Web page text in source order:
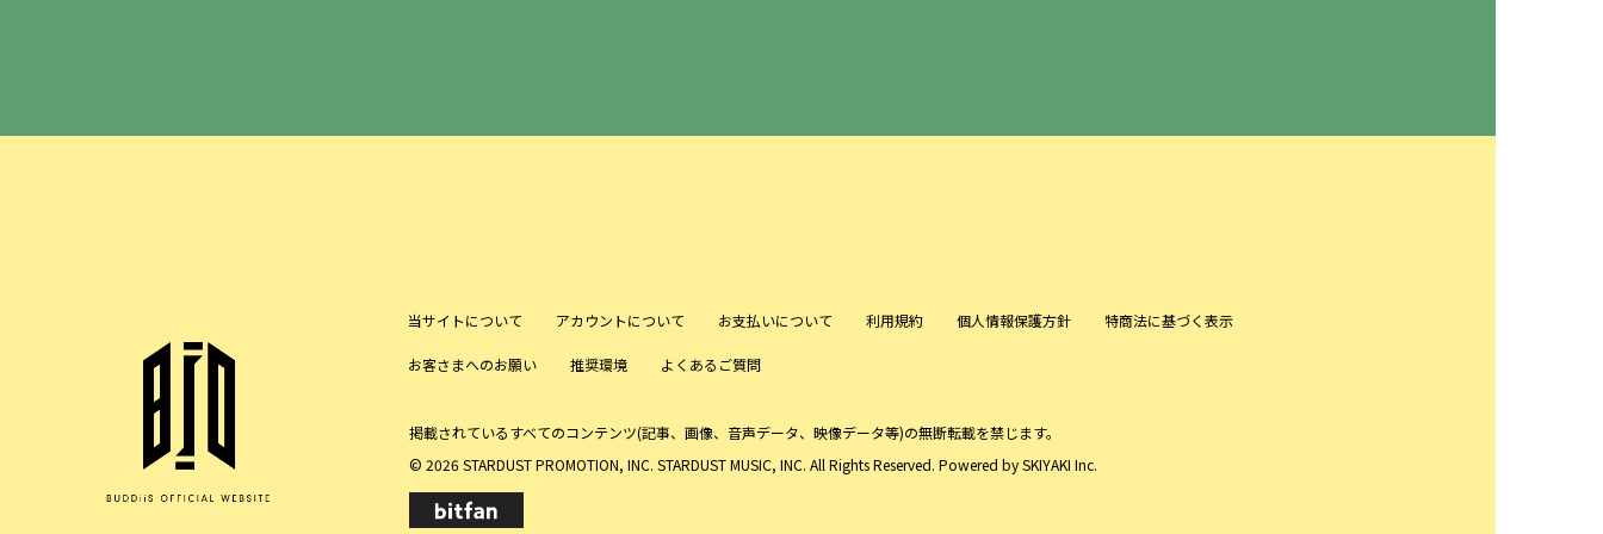
当サイトについて アカウントについて お支払いについて 利用規約 個人情報保護方針 特商法に基づく表示
お客さまへのお願い 推奨環境 よくあるご質問
掲載されているすべてのコンテンツ(記事、画像、音声データ、映像データ等)の無断転載を禁じます。
© 2026 STARDUST PROMOTION, INC. STARDUST MUSIC, INC. All Rights Reserved. Powered bySKIYAKI Inc.